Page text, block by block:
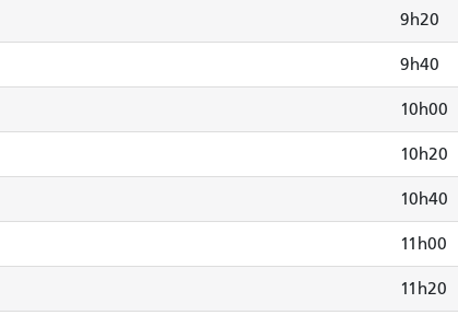
9h20
9h40
10h00
10h20
10h40
11h00
11h20